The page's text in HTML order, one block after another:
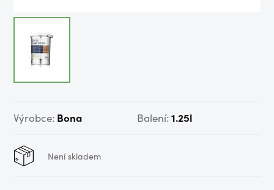
Výrobce: Bona Balení: 1.25l
Není skladem